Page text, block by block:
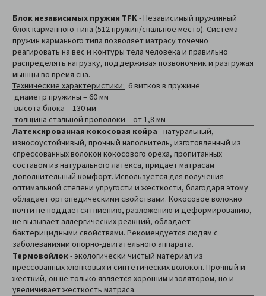
Блок независимых пружин TFK- Независимый пружинный
блок карманного типа (512 пружин/спальное место). Система
пружин карманного типа позволяет матрасу точечно
реагировать на вес и контуры тела человека и правильно
распределять нагрузку, поддерживая позвоночник и разгружая
мышцы во время сна.
Технические характеристики: 6 витков в пружине
диаметр пружины – 60 мм
высота блока – 130 мм
толщина стальной проволоки – от 1,8 мм
Латексированная кокосовая койра - натуральный,
износоустойчивый, прочный наполнитель, изготовленный из
спрессованных волокон кокосового ореха, пропитанных
составом из натурального латекса, придает матрасам
дополнительный комфорт. Используется для получения
оптимальной степени упругости и жесткости, благодаря этому
обладает ортопедическими свойствами. Кокосовое волокно
почти не поддается гниению, разложению и деформированию,
не вызывает аллергических реакций, обладает
бактерицидными свойствами. Рекомендуется людям с
заболеваниями опорно-двигательного аппарата.
Термовойлок- экологически чистый материал из
прессованных хлопковых и синтетических волокон. Прочный и
жесткий, он не только является хорошим изолятором, но и
увеличивает жесткость матраса.